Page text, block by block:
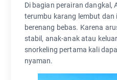
Di bagian perairan dangkal,
terumbu karang lembut dan
berenang bebas. Karena
stabil, anak-anak atau
snorkeling pertama kali
nyaman.